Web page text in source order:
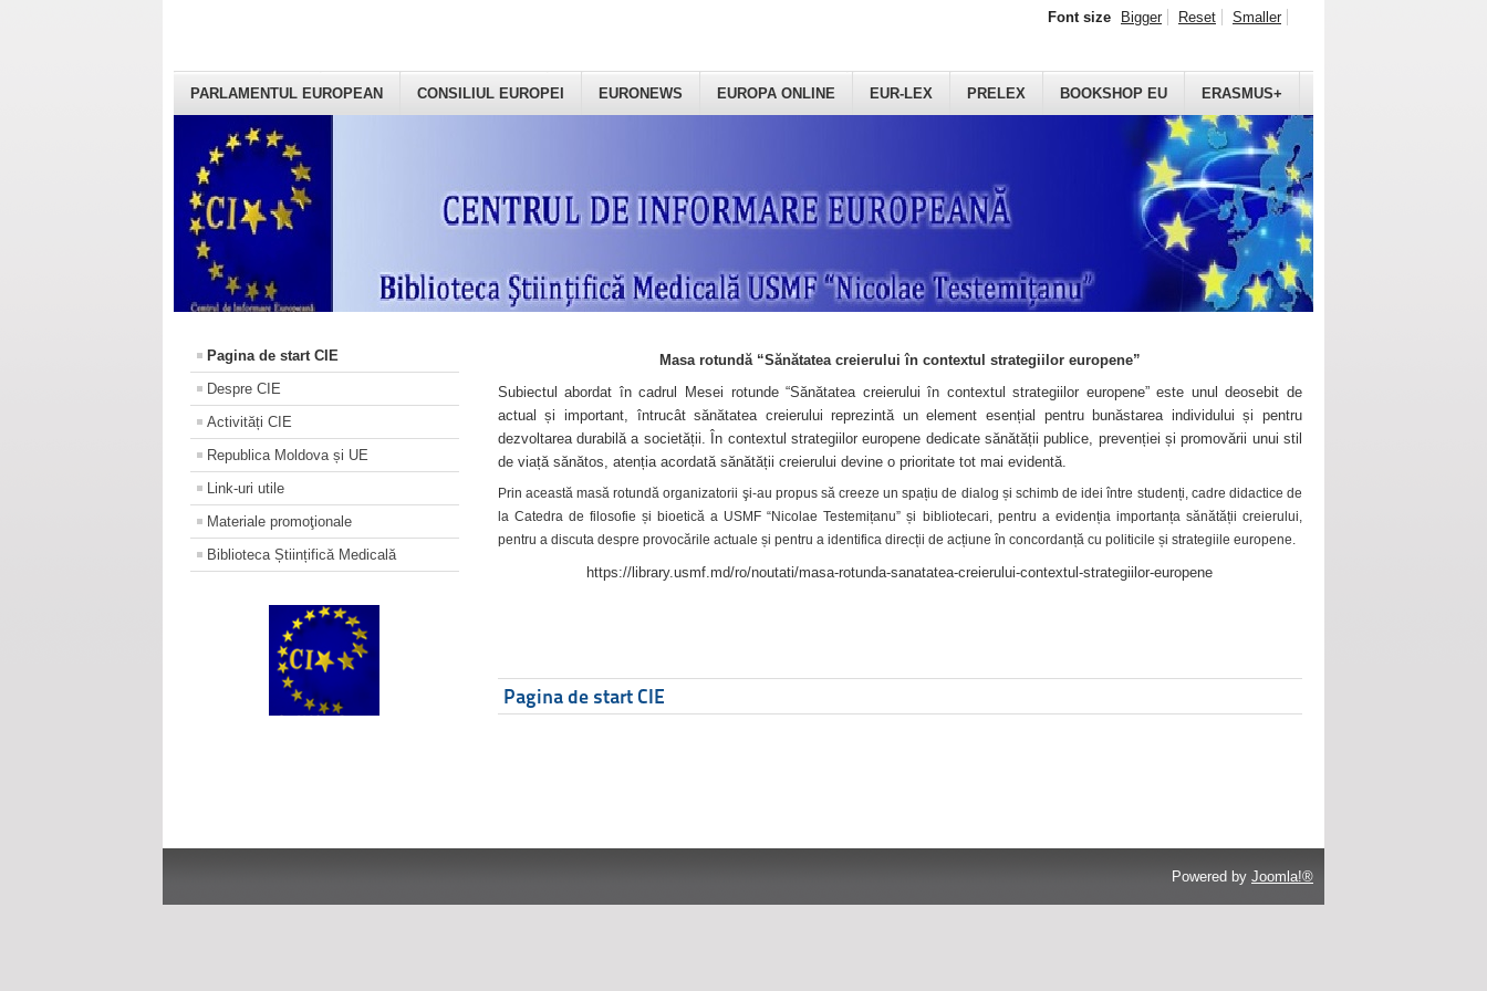
PARLAMENTUL EUROPEAN CONSILIUL EUROPEI EURONEWS EUROPA ONLINE EUR-LEX PRELEX BOOKSHOP EU ERASMUS+
Font size Bigger Reset Smaller
Pagina de start CIE
Despre CIE
Activități CIE
Republica Moldova și UE
Link-uri utile
Materiale promoţionale
Biblioteca Științifică Medicală
Masa rotundă “Sănătatea creierului în contextul strategiilor europene”
Subiectul abordat în cadrul Mesei rotunde “Sănătatea creierului în contextul strategiilor europene” este unul deosebit de
actual și important, întrucât sănătatea creierului reprezintă un element esențial pentru bunăstarea individului și pentru
dezvoltarea durabilă a societății. În contextul strategiilor europene dedicate sănătății publice, prevenției și promovării unui stil
de viață sănătos, atenția acordată sănătății creierului devine o prioritate tot mai evidentă.
Prin această masă rotundă organizatorii şi-au propus să creeze un spațiu de dialog și schimb de idei între studenți, cadre didactice de
la Catedra de filosofie și bioetică a USMF “Nicolae Testemițanu” și bibliotecari, pentru a evidenția importanța sănătății creierului,
pentru a discuta despre provocările actuale și pentru a identifica direcții de acțiune în concordanță cu politicile și strategiile europene.
https://library.usmf.md/ro/noutati/masa-rotunda-sanatatea-creierului-contextul-strategiilor-europene
Pagina de start CIE
Powered by Joomla!®